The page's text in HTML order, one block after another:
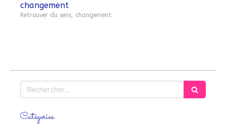
changement
Retrouver du sens, changement
Rechercher
Catégories